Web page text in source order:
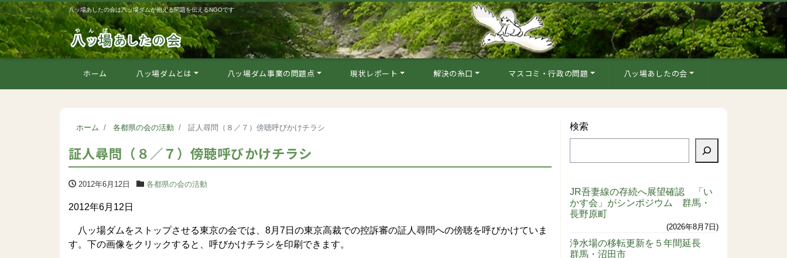
八ッ場あしたの会は八ッ場ダムが抱える問題を伝えるNGOです
ホーム 八ッ場ダムとは 八ッ場ダム事業の問題点 現状レポート 解決の糸口 マスコミ・行政の問題 八ッ場あしたの会
ホーム 各都県の会の活動 証人尋問（８／７）傍聴呼びかけチラシ
証人尋問（８／７）傍聴呼びかけチラシ
2012年6月12日 各都県の会の活動
2012年6月12日
八ッ場ダムをストップさせる東京の会では、8月7日の東京高裁での控訴審の証人尋問への傍聴を呼びかけていま
す。下の画像をクリックすると、呼びかけチラシを印刷できます。
検索
JR吾妻線の存続へ展望確認 「い
かす会」がシンポジウム 群馬・
長野原町
2026年8月7日
浄水場の移転更新を５年間延長
群馬・沼田市